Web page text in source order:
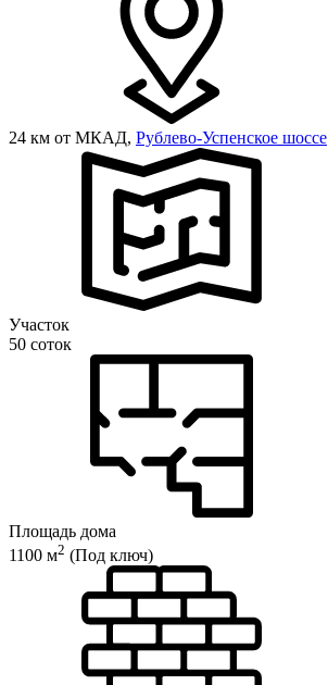
24 км от МКАД, Рублево-Успенское шоссе
Участок
50 соток
Площадь дома
1100 м2 (Под ключ)